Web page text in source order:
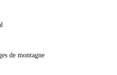
de montagne